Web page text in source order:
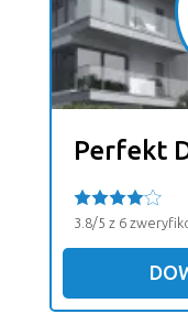
Perfekt
3.8/5 z 6